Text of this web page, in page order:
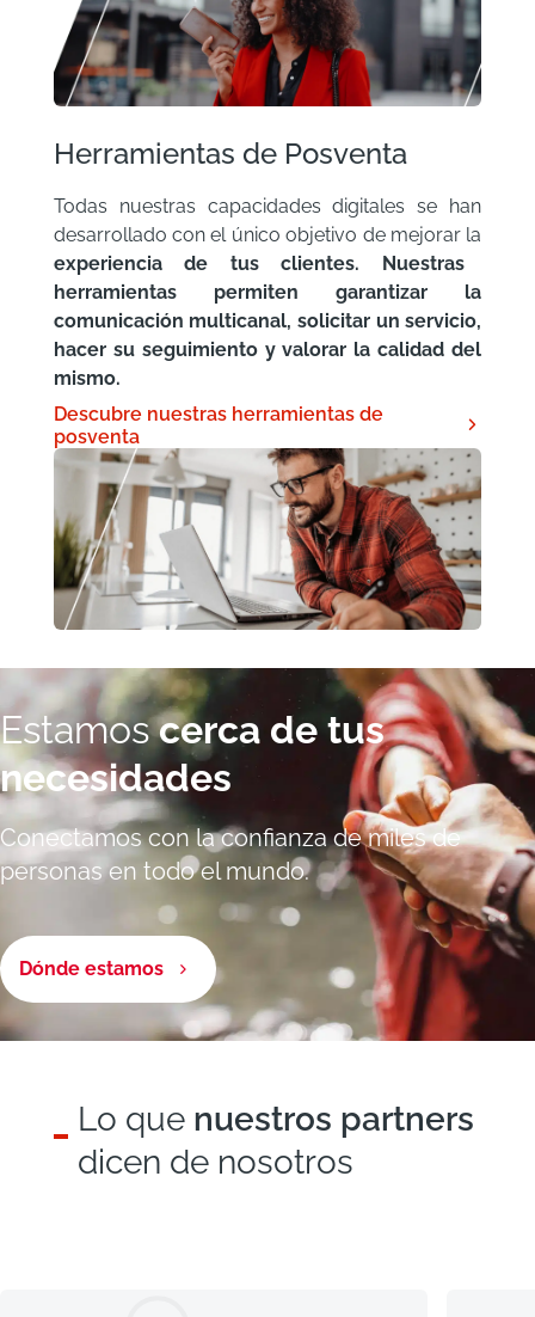
Herramientas de Posventa
Todas nuestras capacidades digitales se han
desarrollado con el único objetivo de mejorar la
experiencia de tus clientes. Nuestras
herramientas permiten garantizar la
comunicación multicanal, solicitar un servicio,
hacer su seguimiento y valorar la calidad del
mismo.
Descubre nuestras herramientas de
posventa

Estamoscerca de tus
necesidades
Conectamos con la confianza de miles de
personas en todo el mundo.
Dónde estamos
Lo que nuestros partners
dicen de nosotros